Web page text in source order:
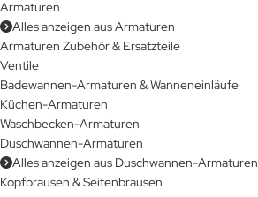
Armaturen
Alles anzeigen aus Armaturen
Armaturen Zubehör & Ersatzteile
Ventile
Badewannen-Armaturen & Wanneneinläufe
Küchen-Armaturen
Waschbecken-Armaturen
Duschwannen-Armaturen
Alles anzeigen aus Duschwannen-Armaturen
Kopfbrausen & Seitenbrausen